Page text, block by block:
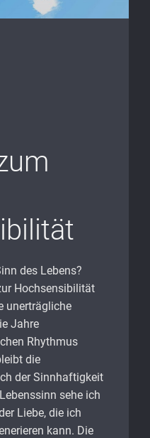
des Lebens?
Hochsensibilität
unerträgliche
Jahre
Rhythmus
die
der Sinnhaftigkeit
sehe ich
Liebe, die ich
kann. Die